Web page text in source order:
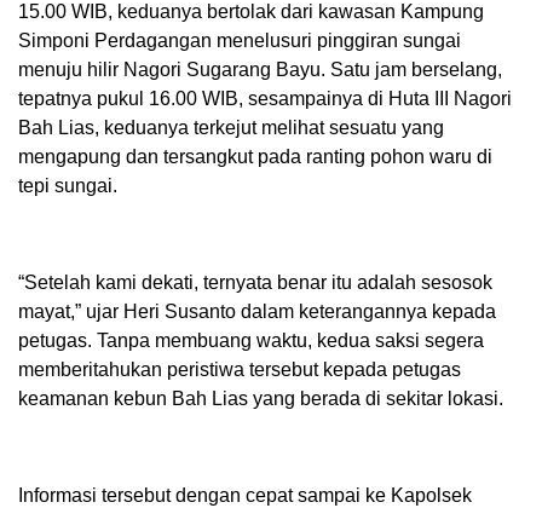
15.00 WIB, keduanya bertolak dari kawasan Kampung
Simponi Perdagangan menelusuri pinggiran sungai
menuju hilir Nagori Sugarang Bayu. Satu jam berselang,
tepatnya pukul 16.00 WIB, sesampainya di Huta III Nagori
Bah Lias, keduanya terkejut melihat sesuatu yang
mengapung dan tersangkut pada ranting pohon waru di
tepi sungai.
“Setelah kami dekati, ternyata benar itu adalah sesosok
mayat,” ujar Heri Susanto dalam keterangannya kepada
petugas. Tanpa membuang waktu, kedua saksi segera
memberitahukan peristiwa tersebut kepada petugas
keamanan kebun Bah Lias yang berada di sekitar lokasi.
Informasi tersebut dengan cepat sampai ke Kapolsek